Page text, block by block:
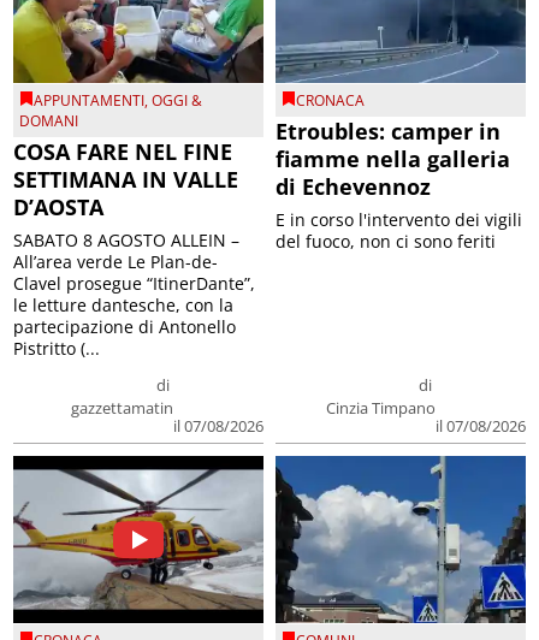
APPUNTAMENTI,OGGI &
DOMANI
COSA FARE NEL FINE
SETTIMANA IN VALLE
D’AOSTA
di
gazzettamatin
il 07/08/2026
SABATO 8 AGOSTO ALLEIN –
All’area verde Le Plan-de-
Clavel prosegue “ItinerDante”,
le letture dantesche, con la
partecipazione di Antonello
Pistritto (...
CRONACA
Etroubles: camper in
fiamme nella galleria
di Echevennoz
di
Cinzia Timpano
il 07/08/2026
E in corso l'intervento dei vigili
del fuoco, non ci sono feriti